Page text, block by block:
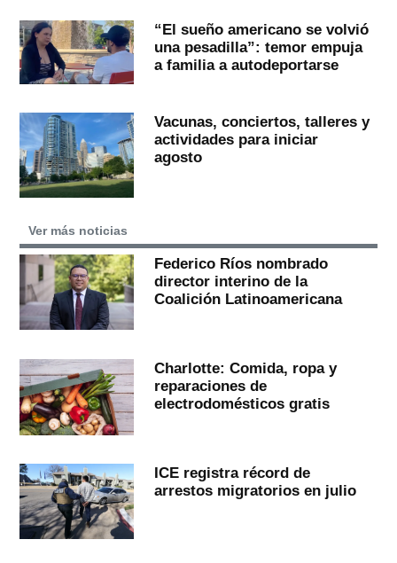
“El sueño americano se volvió
una pesadilla”: temor empuja
a familia a autodeportarse
Vacunas, conciertos, talleres y
actividades para iniciar
agosto
Ver más noticias
Federico Ríos nombrado
director interino de la
Coalición Latinoamericana
Charlotte: Comida, ropa y
reparaciones de
electrodomésticos gratis
ICE registra récord de
arrestos migratorios en julio